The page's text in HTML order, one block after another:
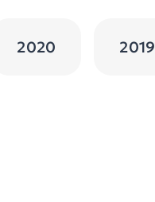
2020 2019